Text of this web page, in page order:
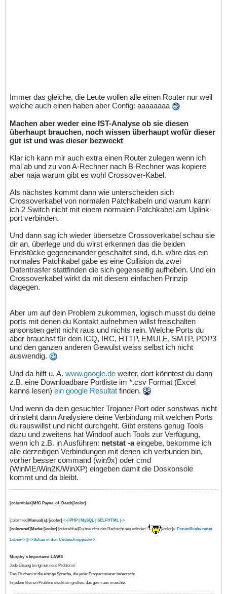
Immer das gleiche, die Leute wollen alle einen Router nur weil
welche auch einen haben aber Config: aaaaaaaa
Machen aber weder eine IST-Analyse ob sie diesen
überhaupt brauchen, noch wissen überhaupt wofür dieser
gut ist und was dieser bezweckt
Klar ich kann mir auch extra einen Router zulegen wenn ich
mal ab und zu von A-Rechner nach B-Rechner was kopiere
aber naja warum gibt es wohl Crossover-Kabel.
Als nächstes kommt dann wie unterscheiden sich
Crossoverkabel von normalen Patchkabeln und warum kann
ich 2 Switch nicht mit einem normalen Patchkabel am Uplink-
port verbinden.
Und dann sag ich wieder übersetze Crossoverkabel schau sie
dir an, überlege und du wirst erkennen das die beiden
Endstücke gegeneinander geschaltet sind, d.h. wäre das ein
normales Patchkabel gäbe es eine Collision da zwei
Datentrasfer stattfinden die sich gegenseitig aufheben. Und ein
Crossoverkabel wirkt da mit diesem einfachen Prinzip
dagegen.
Aber um auf dein Problem zukommen, logisch musst du deine
ports mit denen du Kontakt aufnehmen willst freischalten
ansonsten geht nicht raus und nichts rein. Welche Ports du
aber brauchst für dein ICQ, IRC, HTTP, EMULE, SMTP, POP3
und den ganzen anderen Gewulst weiss selbst ich nicht
auswendig.
Und da hilft u. A. www.google.de weiter, dort könntest du dann
z.B. eine Downloadbare Portliste im *.csv Format (Excel
kanns lesen) ein google Resultat finden.
Und wenn da dein gesuchter Trojaner Port oder sonstwas nicht
drinsteht dann Analysiere deine Verbindung mit welchen Ports
du rauswillst und nicht durchgeht. Gibt erstens genug Tools
dazu und zweitens hat Windoof auch Tools zur Verfügung,
wenn ich z.B. in Ausführen: netstat -aeingebe, bekomme ich
alle derzeitigen Verbindungen mit denen ich verbunden bin,
vorher besser command (win9x) oder cmd
(WinME/Win2K/WinXP) eingeben damit die Doskonsole
kommt und da bleibt.
[color=blue]MfG Payne_of_Death[/color]
[color=red] Manual(s):[/color] <-| PHP | MySQL |
SELFHTML |->
[color=red]Merke:[/color] [color=blue]Du brauchst das Rad nicht neu erfinden ! [/color]<-ForumSuche rettet
Leben-> || <-Schau in den Codeschnippsels->
Murphy`s Importanst LAWS
Jede Lösung bringt nur neue Probleme
Das Fluchen ist die einzige Sprache, die jeder Programmierer beherrscht.
In jedem kleinen Problem steckt ein großes, das gern raus moechte.